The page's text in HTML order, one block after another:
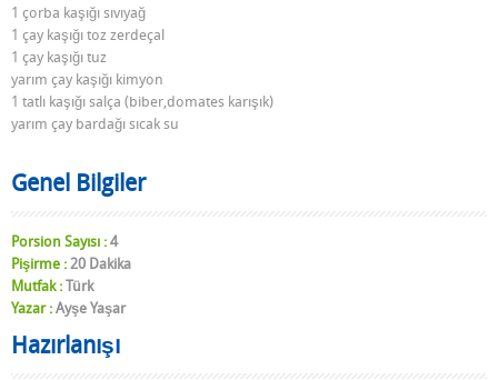
1 çorba kaşığı sıvıyağ
1 çay kaşığı toz zerdeçal
1 çay kaşığı tuz
yarım çay kaşığı kimyon
1 tatlı kaşığı salça (biber,domates karışık)
yarım çay bardağı sıcak su
Genel Bilgiler
Porsion Sayısı : 4
Pişirme : 20 Dakika
Mutfak : Türk
Yazar : Ayşe Yaşar
Hazırlanışı